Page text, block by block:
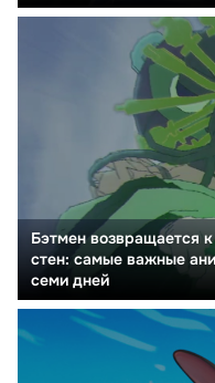
Бэтмен возвращается
стен: самые важные
семи дней